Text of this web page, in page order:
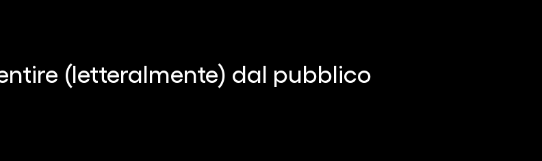
(letteralmente) dal pubblico